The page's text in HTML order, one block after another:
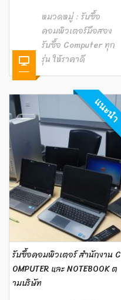
หมวดหมู่ : รับซื้อ
คอมพิวเตอร์มือสอง
รับซื้อ Computer ทุก
รุ่น ให้ราคาดี
แนะนำ
รับซื้อคอมพิวเตอร์ สำนักงาน C
OMPUTER และ NOTEBOOK ต
ามบริษัท